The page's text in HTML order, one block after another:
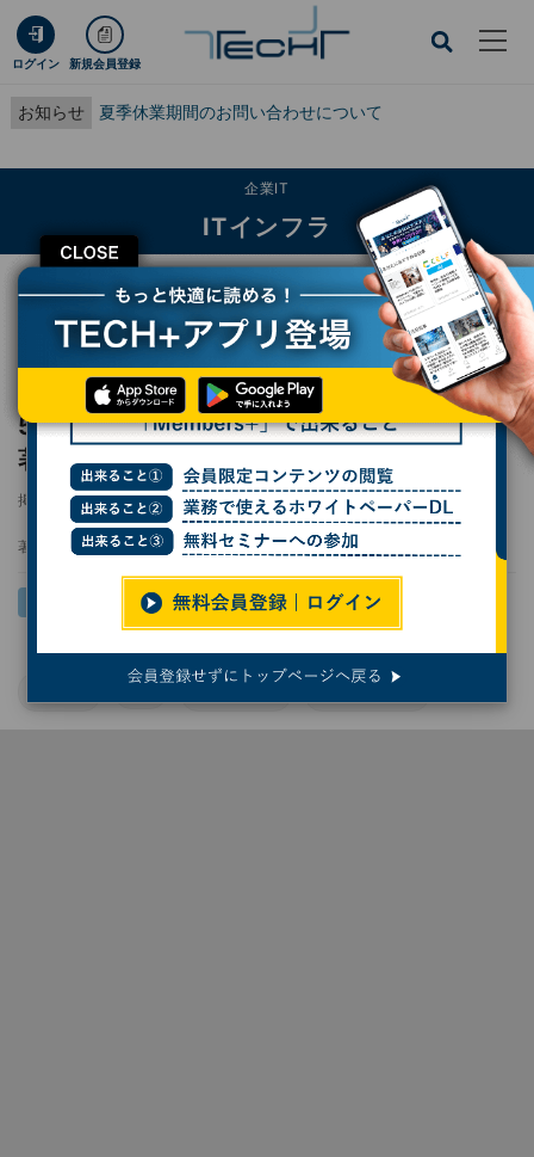
ログイン 新規会員登録
お知らせ 夏季休業期間のお問い合わせについて
CLOSE
企業IT
ITインフラ
TECH+ 企業IT
ITインフラ
5W1HでAIを考える - 『文系AI人材になる』著者が語るAIとの向きあい方
5W1HでAIを考える - 『文系AI人材になる』
著者が語るAIとの向きあい方
掲載日 2023/10/16 09:00 更新日2023/11/13 15:28
著者： 丸山篤